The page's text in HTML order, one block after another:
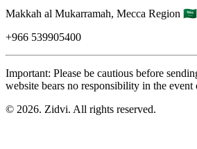
Makkah al Mukarramah, Mecca Region 🇸🇦
+966 539905400
Important: Please be cautious before
website bears no responsibility in the event
© 2026. Zidvi. All rights reserved.